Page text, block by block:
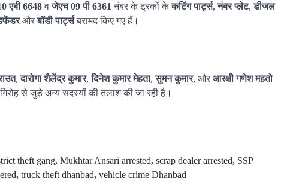
एबी 6648वजेएच 09 पी 6361 नंबर के ट्रकों केकटिंग पार्ट्स,नंबर प्लेट,डीजल
औरबॉडी पार्ट्सबरामद किए गए हैं।
,दारोगा शैलेंद्र कुमार,दिनेश कुमार मेहता,सुमन कुमार, और आरक्षी गणेश महतो
से जुड़े अन्य सदस्यों की तलाश की जा रही है।
theft gang, Mukhtar Ansari arrested, scrap dealer arrested, SSP
, truck theft dhanbad, vehicle crime Dhanbad